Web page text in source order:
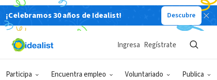
¡Celebramos 30 años de Idealist! Descubre
Participa Encuentra empleo Voluntariado Publica
Ingresa Regístrate
ORGANIZACIÓN SIN FIN DE LUCRO
LearningSpring School